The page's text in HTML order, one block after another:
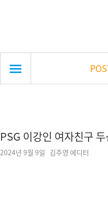
PSG 이강인 여자친구
2024년 9월 9일 김주영 에디터